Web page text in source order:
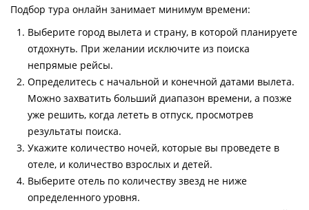
Подбор тура онлайн занимает минимум времени:
Выберите город вылета и страну, в которой планируете
отдохнуть. При желании исключите из поиска
непрямые рейсы.
Определитесь с начальной и конечной датами вылета.
Можно захватить больший диапазон времени, а позже
уже решить, когда лететь в отпуск, просмотрев
результаты поиска.
Укажите количество ночей, которые вы проведете в
отеле, и количество взрослых и детей.
Выберите отель по количеству звезд не ниже
определенного уровня.